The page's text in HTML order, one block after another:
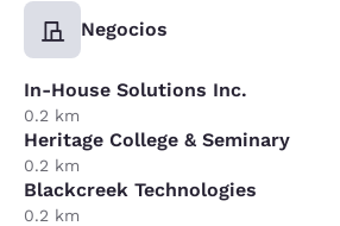
Negocios
In-House Solutions Inc.
0.2 km
Heritage College & Seminary
0.2 km
Blackcreek Technologies
0.2 km